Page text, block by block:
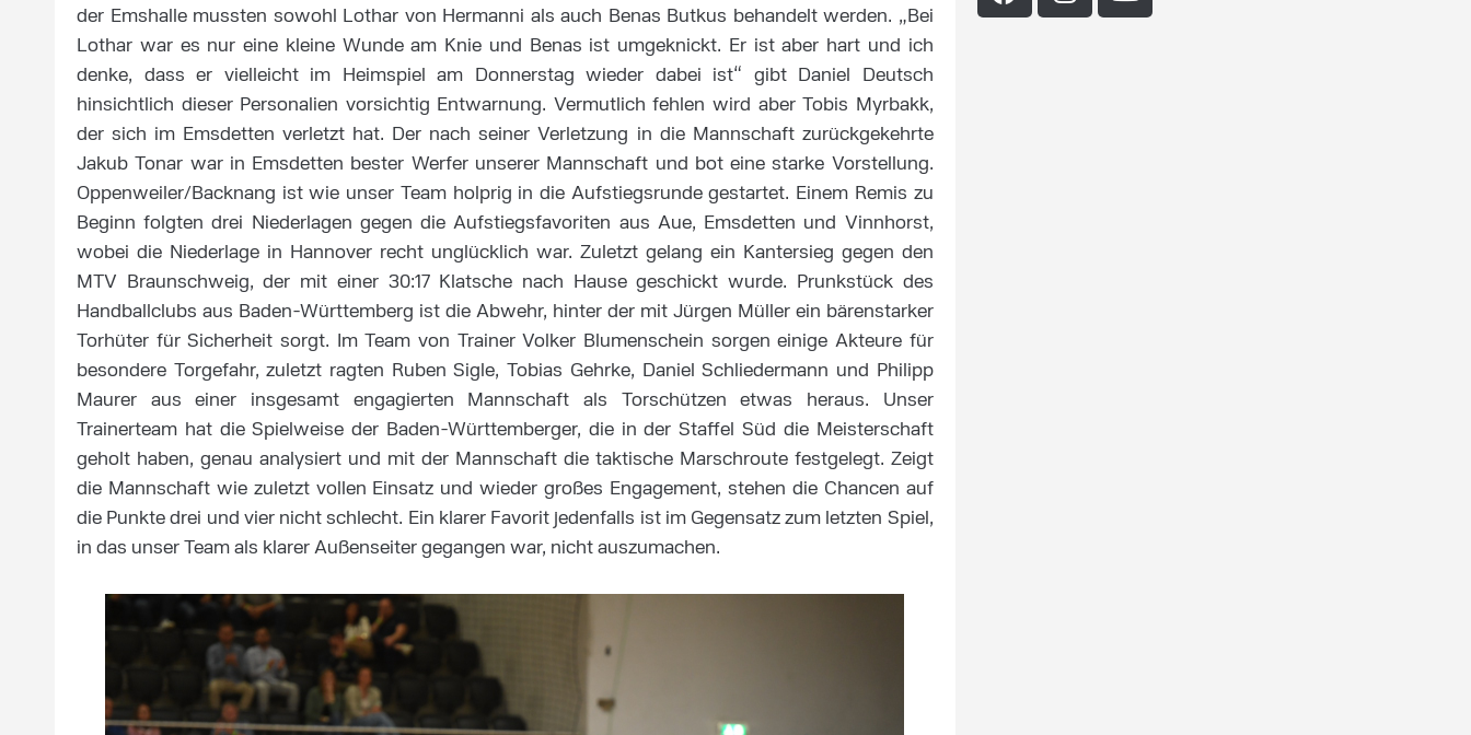
der Emshalle mussten sowohl Lothar von Hermanni als auch Benas Butkus behandelt werden. „Bei
Lothar war es nur eine kleine Wunde am Knie und Benas ist umgeknickt. Er ist aber hart und ich
denke, dass er vielleicht im Heimspiel am Donnerstag wieder dabei ist“ gibt Daniel Deutsch
hinsichtlich dieser Personalien vorsichtig Entwarnung. Vermutlich fehlen wird aber Tobis Myrbakk,
der sich im Emsdetten verletzt hat. Der nach seiner Verletzung in die Mannschaft zurückgekehrte
Jakub Tonar war in Emsdetten bester Werfer unserer Mannschaft und bot eine starke Vorstellung.
Oppenweiler/Backnang ist wie unser Team holprig in die Aufstiegsrunde gestartet. Einem Remis zu
Beginn folgten drei Niederlagen gegen die Aufstiegsfavoriten aus Aue, Emsdetten und Vinnhorst,
wobei die Niederlage in Hannover recht unglücklich war. Zuletzt gelang ein Kantersieg gegen den
MTV Braunschweig, der mit einer 30:17 Klatsche nach Hause geschickt wurde. Prunkstück des
Handballclubs aus Baden-Württemberg ist die Abwehr, hinter der mit Jürgen Müller ein bärenstarker
Torhüter für Sicherheit sorgt. Im Team von Trainer Volker Blumenschein sorgen einige Akteure für
besondere Torgefahr, zuletzt ragten Ruben Sigle, Tobias Gehrke, Daniel Schliedermann und Philipp
Maurer aus einer insgesamt engagierten Mannschaft als Torschützen etwas heraus. Unser
Trainerteam hat die Spielweise der Baden-Württemberger, die in der Staffel Süd die Meisterschaft
geholt haben, genau analysiert und mit der Mannschaft die taktische Marschroute festgelegt. Zeigt
die Mannschaft wie zuletzt vollen Einsatz und wieder großes Engagement, stehen die Chancen auf
die Punkte drei und vier nicht schlecht. Ein klarer Favorit jedenfalls ist im Gegensatz zum letzten Spiel,
in das unser Team als klarer Außenseiter gegangen war, nicht auszumachen.